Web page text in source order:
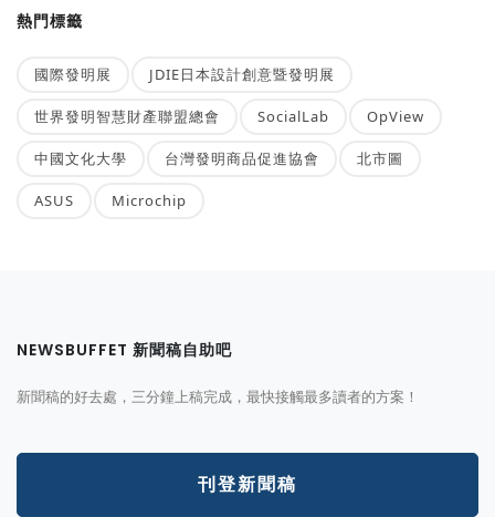
熱門標籤
國際發明展 JDIE日本設計創意暨發明展
世界發明智慧財產聯盟總會 SocialLab OpView
中國文化大學 台灣發明商品促進協會 北市圖
ASUS Microchip
NEWSBUFFET 新聞稿自助吧
新聞稿的好去處，三分鐘上稿完成，最快接觸最多讀者的方案！
刊登新聞稿